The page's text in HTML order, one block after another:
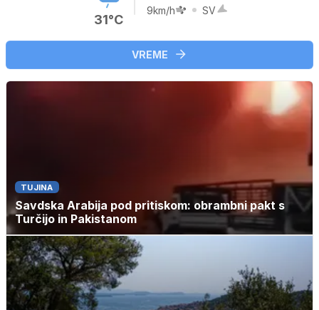
31°C
9km/h SV
VREME
TUJINA
Savdska Arabija pod pritiskom: obrambni pakt s
Turčijo in Pakistanom